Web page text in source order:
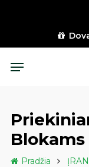
content
Menu
Blokams
Pradžia